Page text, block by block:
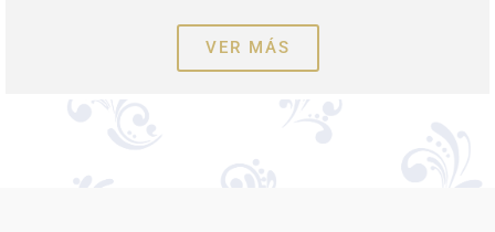
VER MÁS